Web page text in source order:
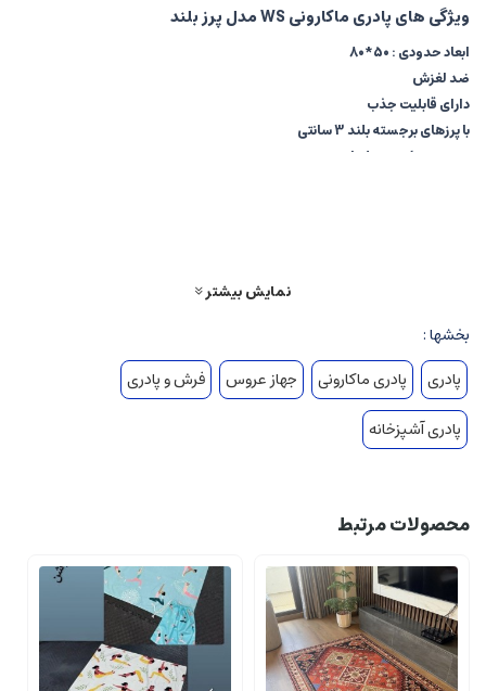
ویژگی های پادری ماکارونی WS مدل پرز بلند
ابعاد حدودی : 50*80
ضد لغزش
دارای قابلیت جذب
با پرزهای برجسته بلند 3 سانتی
نمایش بیشتر
بخشها :
پادری
پادری ماکارونی جهاز عروس
فرش و پادری
پادری آشپزخانه
محصولات مرتبط